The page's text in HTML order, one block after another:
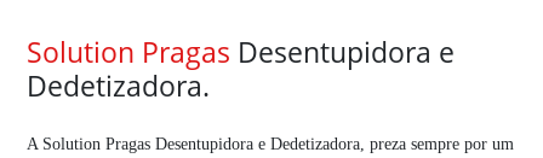
Solution Pragas Desentupidora e
Dedetizadora.
A Solution Pragas Desentupidora e Dedetizadora, preza sempre por um